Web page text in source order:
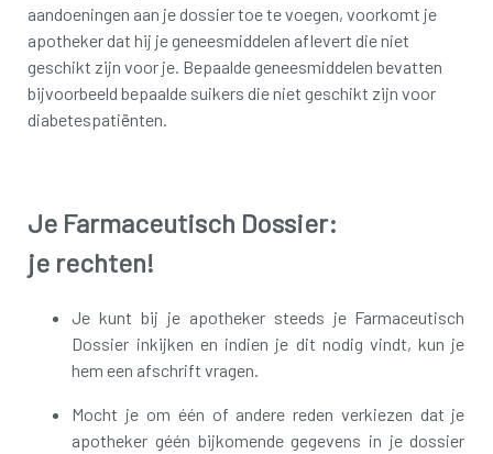
aandoeningen aan je dossier toe te voegen, voorkomt je
apotheker dat hij je geneesmiddelen aflevert die niet
geschikt zijn voor je. Bepaalde geneesmiddelen bevatten
bijvoorbeeld bepaalde suikers die niet geschikt zijn voor
diabetespatiënten.
Je Farmaceutisch Dossier:
je rechten!
Je kunt bij je apotheker steeds je Farmaceutisch
Dossier inkijken en indien je dit nodig vindt, kun je
hem een afschrift vragen.
Mocht je om één of andere reden verkiezen dat je
apotheker géén bijkomende gegevens in je dossier